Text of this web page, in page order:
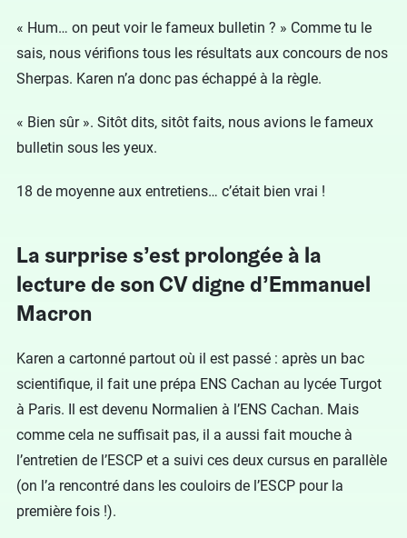
« Hum… on peut voir le fameux bulletin ? » Comme tu le
sais, nous vérifions tous les résultats aux concours de nos
Sherpas. Karen n’a donc pas échappé à la règle.
« Bien sûr ». Sitôt dits, sitôt faits, nous avions le fameux
bulletin sous les yeux.
18 de moyenne aux entretiens… c’était bien vrai !
La surprise s’est prolongée à la
lecture de son CV digne d’Emmanuel
Macron
Karen a cartonné partout où il est passé : après un bac
scientifique, il fait une prépa ENS Cachan au lycée Turgot
à Paris. Il est devenu Normalien à l’ENS Cachan. Mais
comme cela ne suffisait pas, il a aussi fait mouche à
l’entretien de l’ESCP et a suivi ces deux cursus en parallèle
(on l’a rencontré dans les couloirs de l’ESCP pour la
première fois !).